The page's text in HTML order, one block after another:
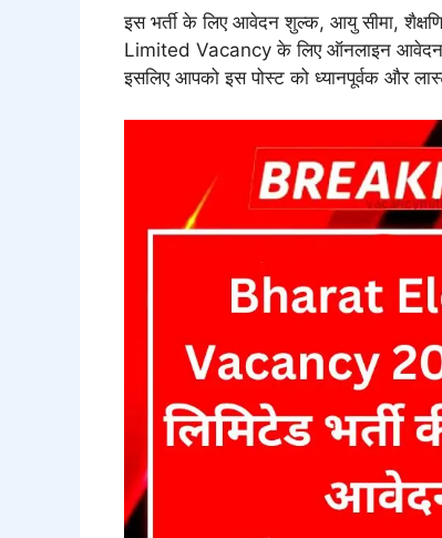
इस भर्ती के लिए आवेदन शुल्क, आयु सीमा,
Limited Vacancy के लिए ऑनलाइन आवेदन
इसलिए आपको इस पोस्ट को ध्यानपूर्वक और